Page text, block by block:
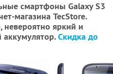
смартфоны Galaxy S3
магазина TecStore.
яркий и
Скидка до